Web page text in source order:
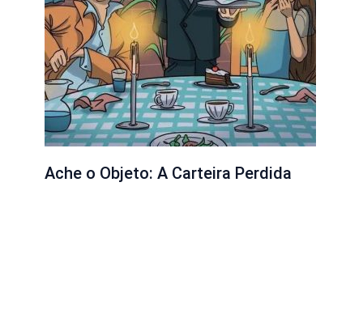
Ache o Objeto: A Carteira Perdida